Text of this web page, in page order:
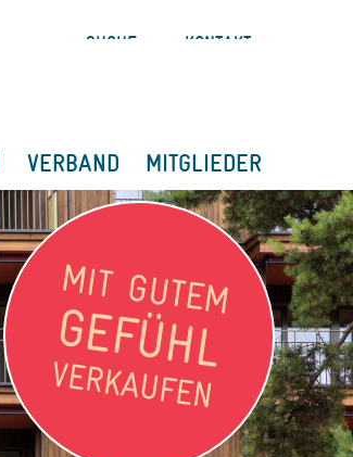
SUCHE KONTAKT
VERBAND MITGLIEDER
MIT GUTEM
GEFÜHL
VERKAUFEN